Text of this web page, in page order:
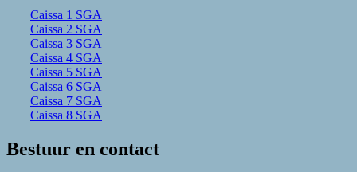
Caissa 1 SGA
Caissa 2 SGA
Caissa 3 SGA
Caissa 4 SGA
Caissa 5 SGA
Caissa 6 SGA
Caissa 7 SGA
Caissa 8 SGA
Bestuur en contact